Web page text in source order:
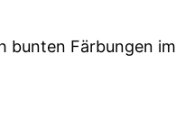
bunten Färbungen im